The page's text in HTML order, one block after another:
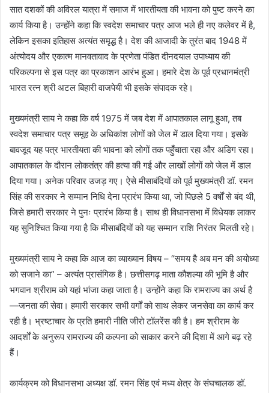
सात दशकों की अविरल यात्रा में समाज में भारतीयता की भावना को पुष्ट करने का
कार्य किया है। उन्होंने कहा कि स्वदेश समाचार पत्र आज भले ही नए कलेवर में है,
लेकिन इसका इतिहास अत्यंत समृद्ध है। देश की आजादी के तुरंत बाद 1948 में
अंत्योदय और एकात्म मानवतावाद के प्रणेता पंडित दीनदयाल उपाध्याय की
परिकल्पना से इस पत्र का प्रकाशन आरंभ हुआ। हमारे देश के पूर्व प्रधानमंत्री
भारत रत्न श्री अटल बिहारी वाजपेयी भी इसके संपादक रहे।
मुख्यमंत्री साय ने कहा कि वर्ष 1975 में जब देश में आपातकाल लागू हुआ, तब
स्वदेश समाचार पत्र समूह के अधिकांश लोगों को जेल में डाल दिया गया। इसके
बावजूद यह पत्र भारतीयता की भावना को लोगों तक पहुँचाता रहा और अडिग रहा।
आपातकाल के दौरान लोकतंत्र की हत्या की गई और लाखों लोगों को जेल में डाल
दिया गया। अनेक परिवार उजड़ गए। ऐसे मीसाबंदियों को पूर्व मुख्यमंत्री डॉ. रमन
सिंह की सरकार ने सम्मान निधि देना प्रारंभ किया था, जो पिछले 5 वर्षों से बंद थी,
जिसे हमारी सरकार ने पुनः प्रारंभ किया है। साथ ही विधानसभा में विधेयक लाकर
यह सुनिश्चित किया गया है कि मीसाबंदियों को यह सम्मान राशि निरंतर मिलती रहे।
मुख्यमंत्री साय ने कहा कि आज का व्याख्यान विषय – “समय है अब मन की अयोध्या
को सजाने का” – अत्यंत प्रासंगिक है। छत्तीसगढ़ माता कौशल्या की भूमि है और
भगवान श्रीराम को यहां भांजा कहा जाता है। उन्होंने कहा कि रामराज्य का अर्थ है
—जनता की सेवा। हमारी सरकार सभी वर्गों को साथ लेकर जनसेवा का कार्य कर
रही है। भ्रष्टाचार के प्रति हमारी नीति जीरो टॉलरेंस की है। हम श्रीराम के
आदर्शों के अनुरूप रामराज्य की कल्पना को साकार करने की दिशा में आगे बढ़ रहे
हैं।
कार्यक्रम को विधानसभा अध्यक्ष डॉ. रमन सिंह एवं मध्य क्षेत्र के संघचालक डॉ.